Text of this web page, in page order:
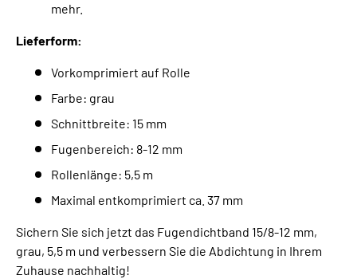
mehr.
Lieferform:
Vorkomprimiert auf Rolle
Farbe: grau
Schnittbreite: 15 mm
Fugenbereich: 8-12 mm
Rollenlänge: 5,5 m
Maximal entkomprimiert ca. 37 mm
Sichern Sie sich jetzt das Fugendichtband 15/8-12 mm,
grau, 5,5 m und verbessern Sie die Abdichtung in Ihrem
Zuhause nachhaltig!